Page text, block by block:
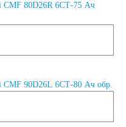
CMF 80D26R 6СТ-75 Ач
CMF 90D26L 6СТ-80 Ач обр.